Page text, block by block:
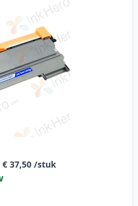
€ 37,50 /stuk